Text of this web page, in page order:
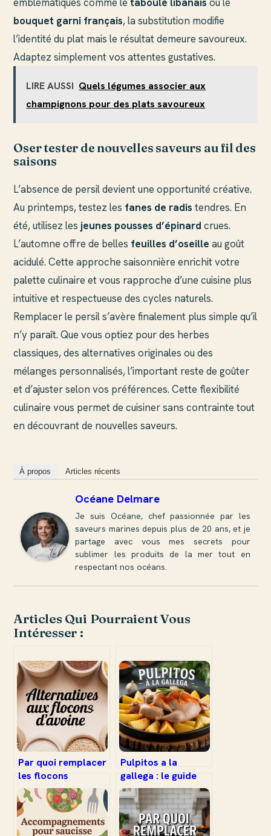
bouquet garni français, la substitution modifie
l’identité du plat mais le résultat demeure savoureux.
Adaptez simplement vos attentes gustatives.
LIRE AUSSI Quels légumes associer aux
champignons pour des plats savoureux
Oser tester de nouvelles saveurs au fil des
saisons
L’absence de persil devient une opportunité créative.
Au printemps, testez les fanes de radis tendres. En
été, utilisez les jeunes pousses d’épinard crues.
L’automne offre de belles feuilles d’oseille au goût
acidulé. Cette approche saisonnière enrichit votre
palette culinaire et vous rapproche d’une cuisine plus
intuitive et respectueuse des cycles naturels.
Remplacer le persil s’avère finalement plus simple qu’il
n’y paraît. Que vous optiez pour des herbes
classiques, des alternatives originales ou des
mélanges personnalisés, l’important reste de goûter
et d’ajuster selon vos préférences. Cette flexibilité
culinaire vous permet de cuisiner sans contrainte tout
en découvrant de nouvelles saveurs.
À propos Articles récents
Océane Delmare
Je suis Océane, chef passionnée par les
saveurs marines depuis plus de 20 ans, et je
partage avec vous mes secrets pour
sublimer les produits de la mer tout en
respectant nos océans.
Articles Qui Pourraient Vous
Intéresser :
Par quoi remplacer
les flocons
d’avoine :
alternatives
gourmandes et
adaptées
Pulpitos a la
gallega : le guide
complet pour
savourer ce délice
espagnol